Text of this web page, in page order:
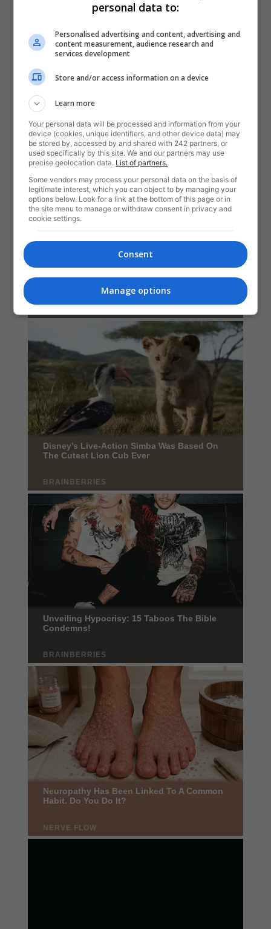
personal data to:
Personalised advertising and content, advertising and
content measurement, audience research and
services development
Store and/or access information on a device
Learn more
Your personal data will be processed and information from your
device (cookies, unique identifiers, and other device data) may
be stored by, accessed by and shared with 242 partners, or
used specifically by this site. We and our partners may use
precise geolocation data. List of partners.
Some vendors may process your personal data on the basis of
legitimate interest, which you can object to by managing your
options below. Look for a link at the bottom of this page or in
the site menu to manage or withdraw consent in privacy and
cookie settings.
Consent
Manage options